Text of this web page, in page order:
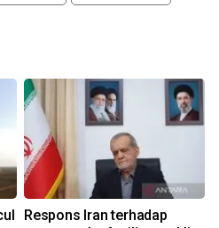
Respons Iran terhadap